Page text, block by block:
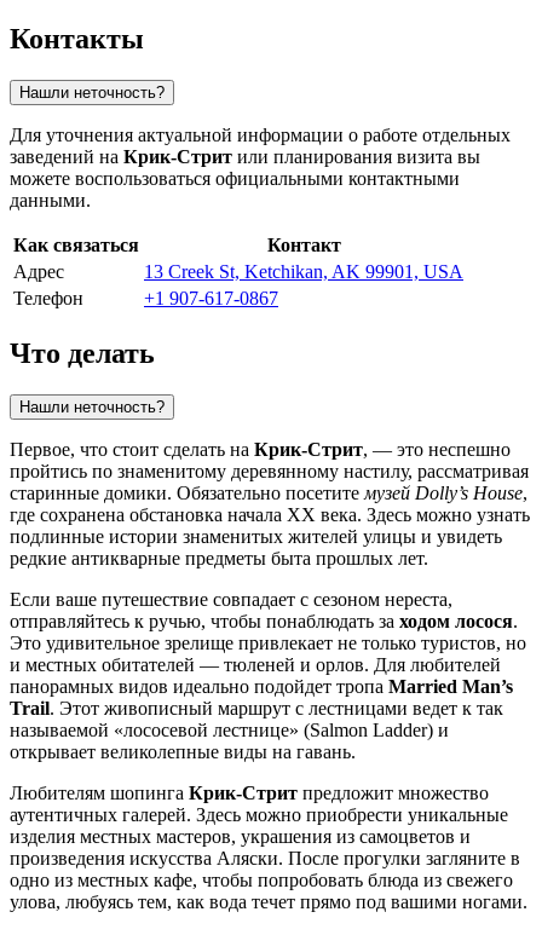
Контакты
Нашли неточность?
Для уточнения актуальной информации о работе отдельных
заведений на Крик-Стрит или планирования визита вы
можете воспользоваться официальными контактными
данными.
Как связаться
Контакт
Адрес
13 Creek St, Ketchikan, AK 99901, USA
Телефон
+1 907-617-0867
Что делать
Нашли неточность?
Первое, что стоит сделать на Крик-Стрит, — это неспешно
пройтись по знаменитому деревянному настилу, рассматривая
старинные домики. Обязательно посетите музей Dolly’s House,
где сохранена обстановка начала XX века. Здесь можно узнать
подлинные истории знаменитых жителей улицы и увидеть
редкие антикварные предметы быта прошлых лет.
Если ваше путешествие совпадает с сезоном нереста,
отправляйтесь к ручью, чтобы понаблюдать за ходом лосося.
Это удивительное зрелище привлекает не только туристов, но
и местных обитателей — тюленей и орлов. Для любителей
панорамных видов идеально подойдет тропа Married Man’s
Trail. Этот живописный маршрут с лестницами ведет к так
называемой «лососевой лестнице» (Salmon Ladder) и
открывает великолепные виды на гавань.
Любителям шопинга Крик-Стрит предложит множество
аутентичных галерей. Здесь можно приобрести уникальные
изделия местных мастеров, украшения из самоцветов и
произведения искусства Аляски. После прогулки загляните в
одно из местных кафе, чтобы попробовать блюда из свежего
улова, любуясь тем, как вода течет прямо под вашими ногами.